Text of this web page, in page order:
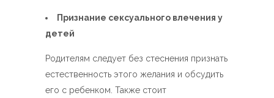
Признание сексуального влечения у
детей
Родителям следует без стеснения признать
естественность этого желания и обсудить
его с ребенком. Также стоит